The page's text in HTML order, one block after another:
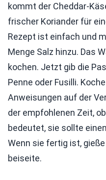
kommt der Cheddar-
frischer Koriander für
Rezept ist einfach und
Menge Salz hinzu. Das
kochen. Jetzt gib die
Penne oder Fusilli.
Anweisungen auf der
der empfohlenen Zeit,
bedeutet, sie sollte
Wenn sie fertig ist,
beiseite.